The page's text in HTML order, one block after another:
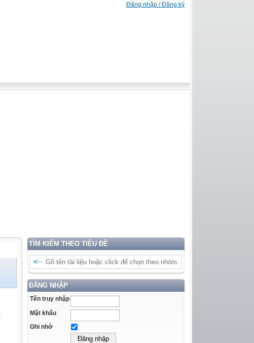
Đăng nhập / Đăng ký
TÌM KIẾM THEO TIÊU ĐỀ
ĐĂNG NHẬP
Tên truy nhập
Mật khẩu
Ghi nhớ